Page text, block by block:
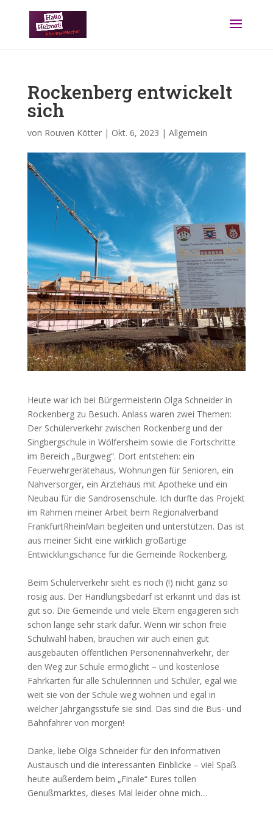
Rockenberg entwickelt
sich
von Rouven Kötter| Okt. 6, 2023 | Allgemein
Heute war ich bei Bürgermeisterin Olga Schneider in
Rockenberg zu Besuch. Anlass waren zwei Themen:
Der Schülerverkehr zwischen Rockenberg und der
Singbergschule in Wölfersheim sowie die Fortschritte
im Bereich „Burgweg“. Dort entstehen: ein
Feuerwehrgerätehaus, Wohnungen für Senioren, ein
Nahversorger, ein Ärztehaus mit Apotheke und ein
Neubau für die Sandrosenschule. Ich durfte das Projekt
im Rahmen meiner Arbeit beim Regionalverband
FrankfurtRheinMain begleiten und unterstützen. Das ist
aus meiner Sicht eine wirklich großartige
Entwicklungschance für die Gemeinde Rockenberg.
Beim Schülerverkehr sieht es noch (!) nicht ganz so
rosig aus. Der Handlungsbedarf ist erkannt und das ist
gut so. Die Gemeinde und viele Eltern engagieren sich
schon lange sehr stark dafür. Wenn wir schon freie
Schulwahl haben, brauchen wir auch einen gut
ausgebauten öffentlichen Personennahverkehr, der
den Weg zur Schule ermöglicht – und kostenlose
Fahrkarten für alle Schülerinnen und Schüler, egal wie
weit sie von der Schule weg wohnen und egal in
welcher Jahrgangsstufe sie sind. Das sind die Bus- und
Bahnfahrer von morgen!
Danke, liebe Olga Schneider für den informativen
Austausch und die interessanten Einblicke – viel Spaß
heute außerdem beim „Finale“ Eures tollen
Genußmarktes, dieses Mal leider ohne mich…